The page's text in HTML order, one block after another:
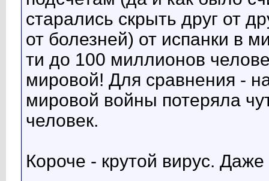
старались скрыть друг от
от болезней) от испанки в
ти до 100 миллионов
мировой! Для сравнения -
мировой войны потеряла
человек.
Короче - крутой вирус. Даже